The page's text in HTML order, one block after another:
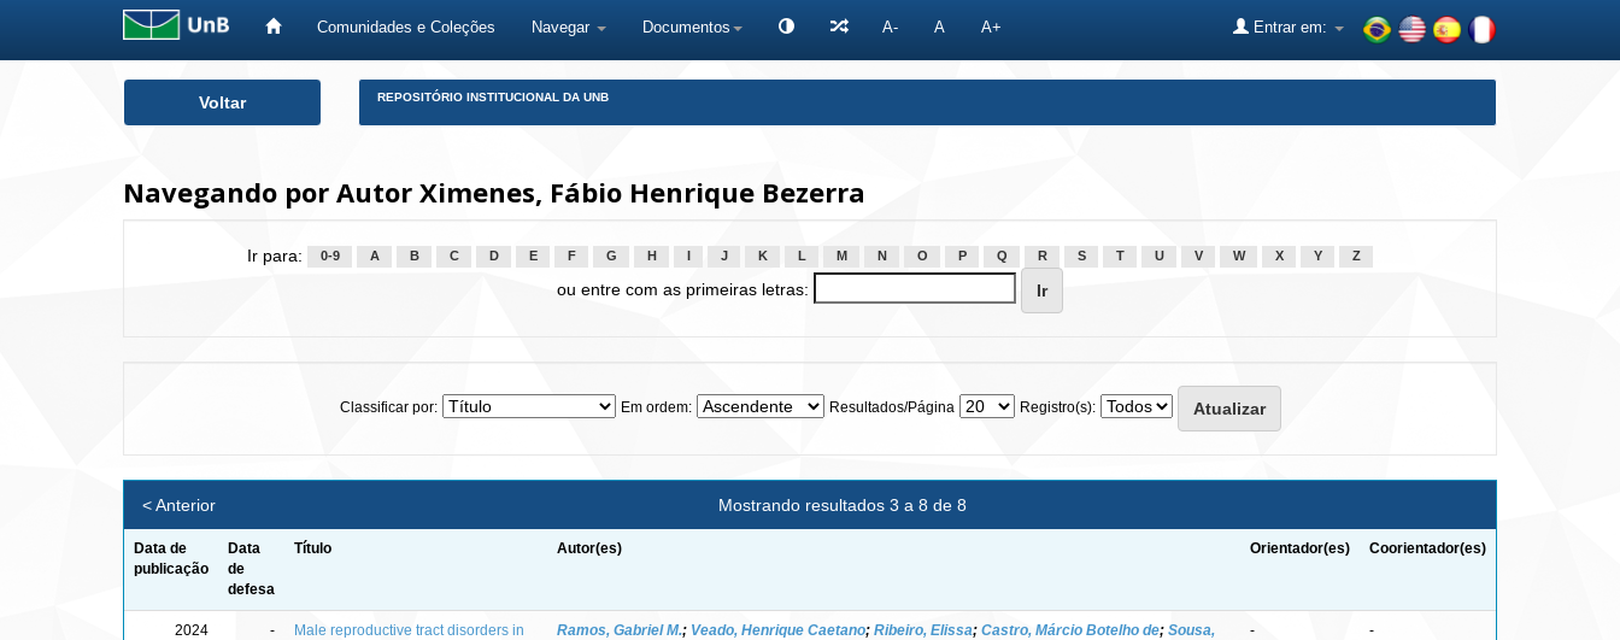
Comunidades e Coleções Navegar Documentos A- A A+ Entrar em:
Voltar REPOSITÓRIO INSTITUCIONAL DA UNB
Navegando por Autor Ximenes, Fábio Henrique Bezerra
Ir para: 0-9 A B C D E F G H J K L M N O P Q R S T U V W X Y Z
ou entre com as primeiras letras:
Classificar por: Em ordem: Resultados/Página Registro(s):
Mostrando resultados 3 a 8 de 8
< Anterior
Data de
publicação
Data
de
defesa
Título Autor(es) Orientador(es) Coorientador(es)
2024 -
Male reproductive tract disorders in
Ramos, Gabriel M.; Veado, Henrique Caetano; Ribeiro, Elissa; Castro, Márcio Botelho de; Sousa,
- -